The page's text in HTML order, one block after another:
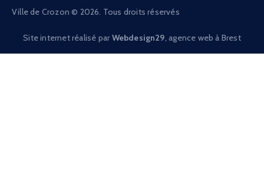
Ville de Crozon © 2026. Tous droits réservés
Site internet réalisé par Webdesign29 , agence web à Brest